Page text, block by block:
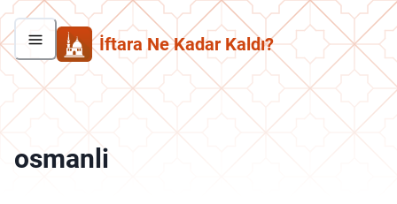
İftara Ne Kadar Kaldı?
osmanli